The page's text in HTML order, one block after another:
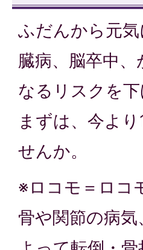
ふだんから元
臓病、脳卒中
なるリスクを
まずは、今よ
せんか。
※ロコモ＝ロコ
骨や関節の病